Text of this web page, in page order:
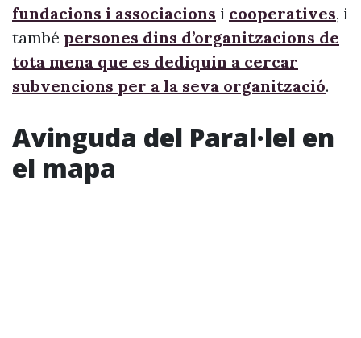
fundacions i associacions i cooperatives, i
també persones dins d’organitzacions de
tota mena que es dediquin a cercar
subvencions per a la seva organització.
Avinguda del Paral·lel en
el mapa